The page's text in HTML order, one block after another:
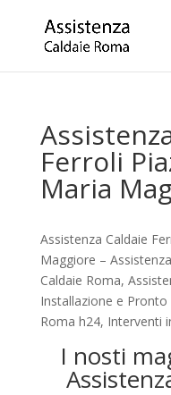
Ferroli
Maria
Assistenza Caldaie
Maggiore –
Caldaie Roma,
Installazione e
Roma h24, Interventi
I nosti